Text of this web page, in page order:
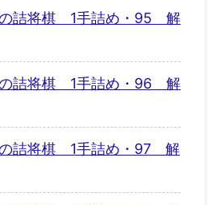
の詰将棋 1手詰め・95 解
の詰将棋 1手詰め・96 解
の詰将棋 1手詰め・97 解